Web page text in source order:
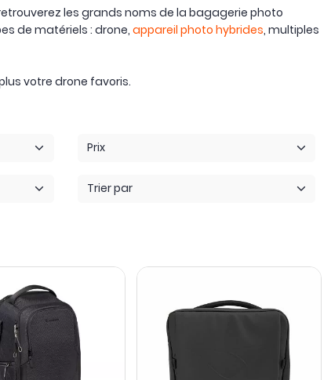
les grands noms de la bagagerie photo
de matériels : drone, appareil photo hybrides, multiples
votre drone favoris.
Prix
Trier par